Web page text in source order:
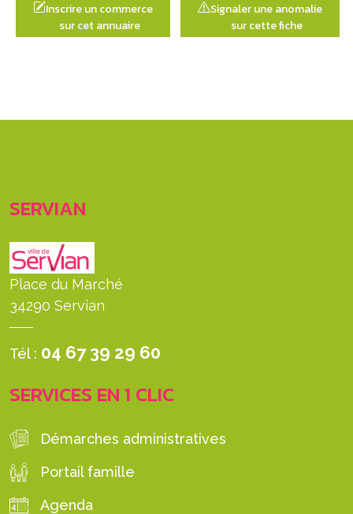
Inscrire un commerce
sur cet annuaire
Signaler une anomalie
sur cette fiche
SERVIAN
Place du Marché
34290 Servian
Tél : 04 67 39 29 60
SERVICES EN 1 CLIC
Démarches administratives
Portail famille
Agenda